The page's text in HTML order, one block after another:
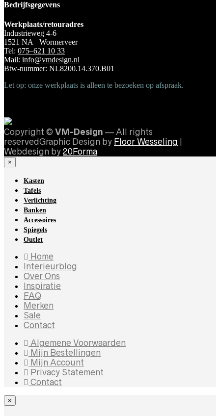
Bedrijfsgegevens
Werkplaats/retouradres
Industrieweg 4-6
1521 NA Wormerveer
Tel: 075–621 10 33
Mail: info@vmdesign.nl
Btw-nummer: NL8200.14.370.B01
Let op: onze werkplaats is alleen te bezoeken op afspraak.
Copyright © VM-Design — All rights
reservedGraphic Design by Floor Wesseling
Webdesign by 20Forma
×
Kasten
Tafels
Verlichting
Banken
Accessoires
Spiegels
Outlet
Home
Interieurblog
Over Ons
Inspiratie
FAQ
Merken
Sale
Contact
Algemene Voorwaarden
Mijn Bestellingen
Mijn Account
Privacy Statement
Contact
×